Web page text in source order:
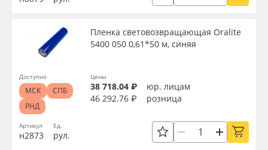
Артикул
н2873
Пленка световозвращающая Oralite
5400 050 0,61*50 м, синяя
Ед.
рул.
Цены
38 718.04 ₽
юр. лицам
46 292.76 ₽
розница
Доступно
МСК
СПБ
РНД